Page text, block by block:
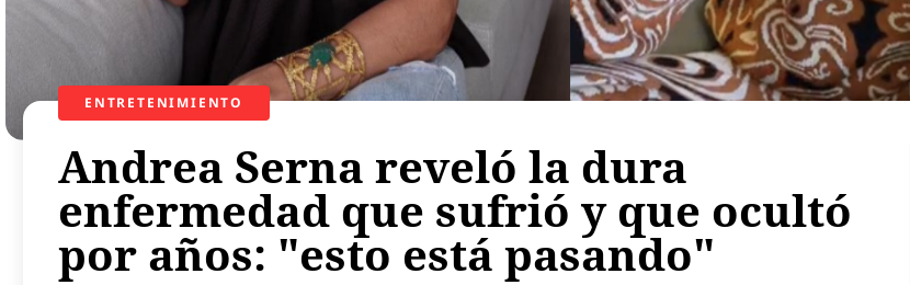
ENTRETENIMIENTO
Andrea Serna reveló la dura
enfermedad que sufrió y que ocultó
por años: "esto está pasando"